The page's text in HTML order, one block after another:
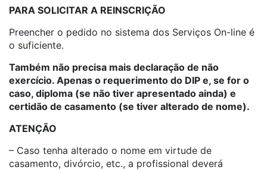
PARA SOLICITAR A REINSCRIÇÃO
Preencher o pedido no sistema dos Serviços On-line é
o suficiente.
Também não precisa mais declaração de não
exercício. Apenas o requerimento do DIP e, se for o
caso, diploma (se não tiver apresentado ainda) e
certidão de casamento (se tiver alterado de nome).
ATENÇÃO
– Caso tenha alterado o nome em virtude de
casamento, divórcio, etc., a profissional deverá